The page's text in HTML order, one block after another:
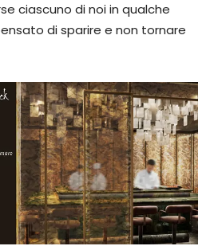
ciascuno di noi in qualche
di sparire e non tornare